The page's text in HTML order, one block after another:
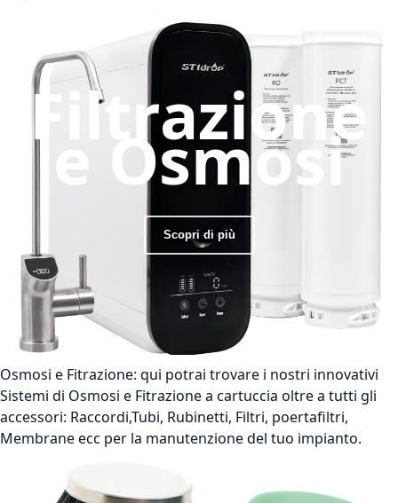
Filtrazione
e Osmosi
Scopri di più
Osmosi e Fitrazione: qui potrai trovare i nostri innovativi
Sistemi di Osmosi e Fitrazione a cartuccia oltre a tutti gli
accessori: Raccordi,Tubi, Rubinetti, Filtri, poertafiltri,
Membrane ecc per la manutenzione del tuo impianto.